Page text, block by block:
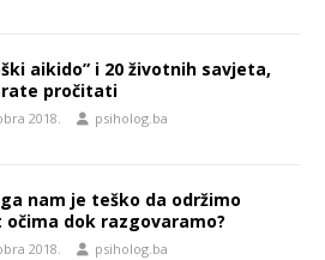
aikido” i 20 životnih savjeta,
pročitati
2018. psiholog.ba
nam je teško da održimo
dok razgovaramo?
2018. psiholog.ba